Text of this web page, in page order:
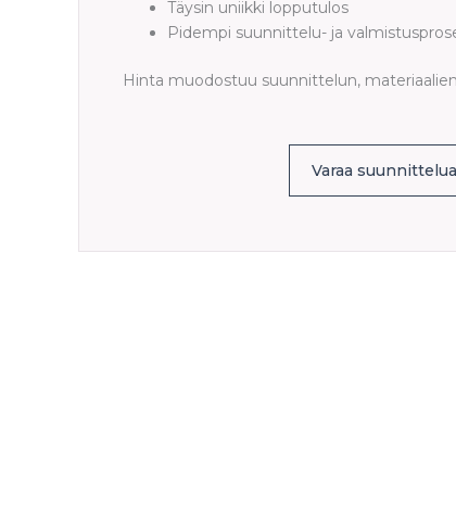
Täysin uniikki lopputulos
Pidempi suunnittelu- ja
Hinta muodostuu suunnittelun,
Varaa